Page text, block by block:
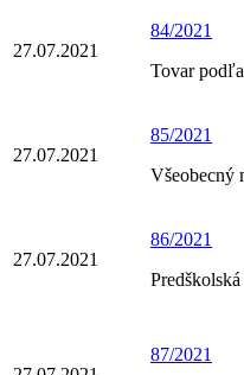
27.07.2021
84/2021
Tovar
27.07.2021
85/2021
Všeobecný
27.07.2021
86/2021
87/2021